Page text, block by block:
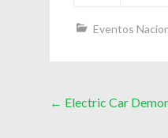
Eventos
Post
← Electric Car